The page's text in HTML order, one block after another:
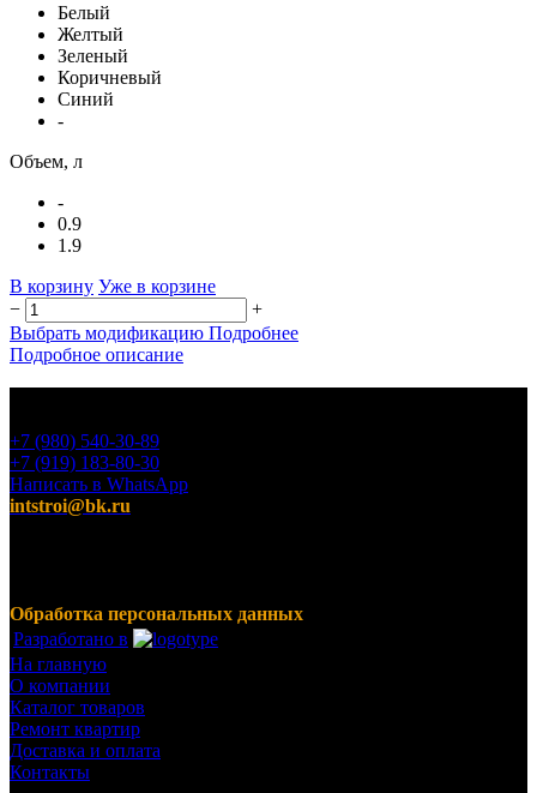
Белый
Желтый
Зеленый
Коричневый
Синий
-
Объем, л
-
0.9
1.9
В корзину Уже в корзине
−
+
Выбрать модификацию Подробнее
Подробное описание
+7 (980) 540-30-89
+7 (919) 183-80-30
Написать в WhatsApp
intstroi@bk.ru
Обработка персональных данных
Разработано в
На главную
О компании
Каталог товаров
Ремонт квартир
Доставка и оплата
Контакты